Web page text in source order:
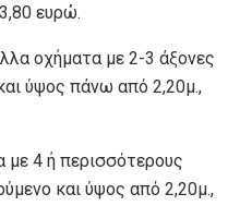
ευρώ.
οχήματα με 2-3 άξονες
ύψος πάνω από 2,20μ.,
με 4 ή περισσότερους
και ύψος από 2,20μ.,